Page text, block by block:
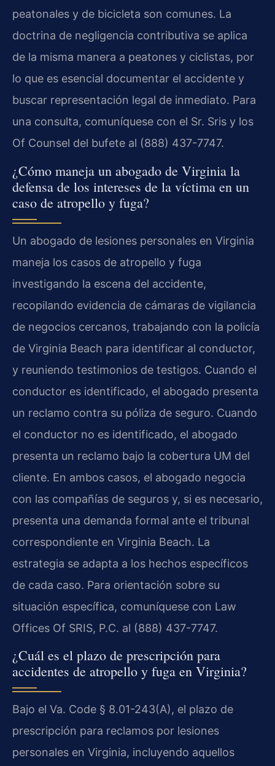
peatonales y de bicicleta son comunes. La
doctrina de negligencia contributiva se aplica
de la misma manera a peatones y ciclistas, por
lo que es esencial documentar el accidente y
buscar representación legal de inmediato. Para
una consulta, comuníquese con el Sr. Sris y los
Of Counsel del bufete al (888) 437-7747.
¿Cómo maneja un abogado de Virginia la
defensa de los intereses de la víctima en un
caso de atropello y fuga?
Un abogado de lesiones personales en Virginia
maneja los casos de atropello y fuga
investigando la escena del accidente,
recopilando evidencia de cámaras de vigilancia
de negocios cercanos, trabajando con la policía
de Virginia Beach para identificar al conductor,
y reuniendo testimonios de testigos. Cuando el
conductor es identificado, el abogado presenta
un reclamo contra su póliza de seguro. Cuando
el conductor no es identificado, el abogado
presenta un reclamo bajo la cobertura UM del
cliente. En ambos casos, el abogado negocia
con las compañías de seguros y, si es necesario,
presenta una demanda formal ante el tribunal
correspondiente en Virginia Beach. La
estrategia se adapta a los hechos específicos
de cada caso. Para orientación sobre su
situación específica, comuníquese con Law
Offices Of SRIS, P.C. al (888) 437-7747.
¿Cuál es el plazo de prescripción para
accidentes de atropello y fuga en Virginia?
Bajo el Va. Code § 8.01-243(A), el plazo de
prescripción para reclamos por lesiones
personales en Virginia, incluyendo aquellos